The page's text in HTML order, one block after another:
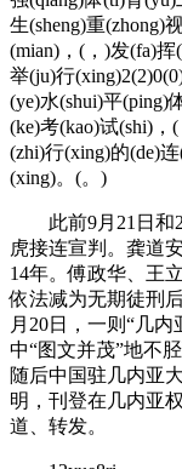
生(sheng)重(zhong)
(mian)，(，)发(fa)
举(ju)行
(ye)水(shui)平(ping)
(ke)考(kao)试(shi)，
(zhi)行(xing)的(de)
(xing)。(。)
此前9月21日和
虎接连宣判。龚道
14年。傅政华、王
依法减为无期徒
月20日，一则“几
中“图文并茂”地不
随后中国驻几内亚
明，刊登在几内亚
道、转发。